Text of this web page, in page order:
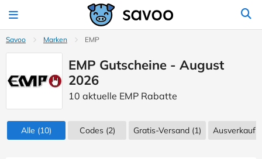
Savoo Marken EMP
EMP Gutscheine - August
2026
10 aktuelle EMP Rabatte
Alle (10) Codes(2) Gratis-Versand (1) Ausverkauf